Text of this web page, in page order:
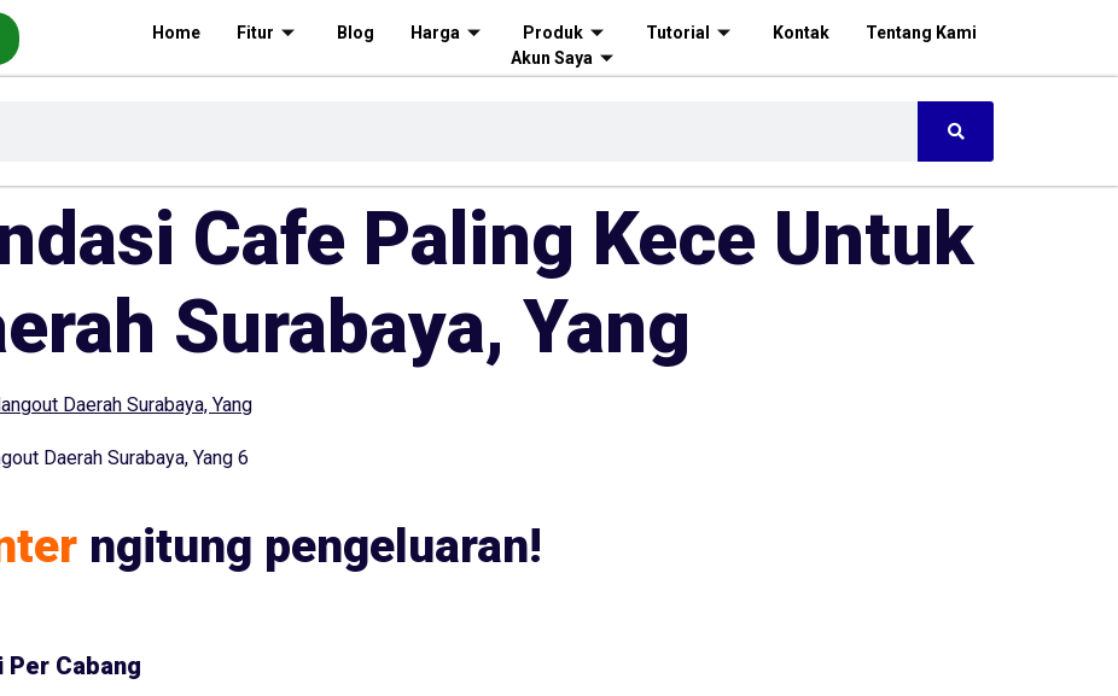
Home Fitur Blog Harga Produk Tutorial Kontak
Tentang Kami
Akun Saya
Cafe Paling Kece Untuk
Surabaya, Yang
Daerah Surabaya, Yang 6
ngitung pengeluaran!
Per Cabang